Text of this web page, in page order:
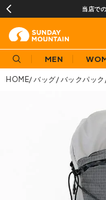
当店で
MEN
HOME バッグ バックパック